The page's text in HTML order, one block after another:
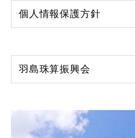
個人情報保護方針
羽島珠算振興会